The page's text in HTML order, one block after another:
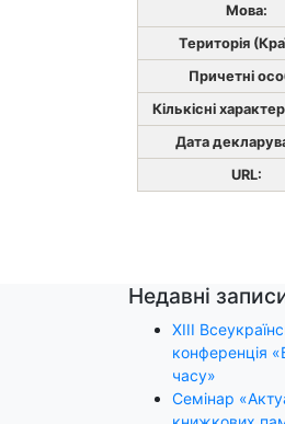
Мова:
Територія
Причетні
Кількісні
Дата
URL:
Недавні
ХІІІ
конференція
часу»
Семінар